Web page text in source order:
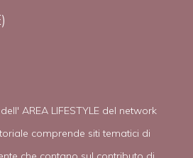
AREA LIFESTYLE del network
comprende siti tematici di